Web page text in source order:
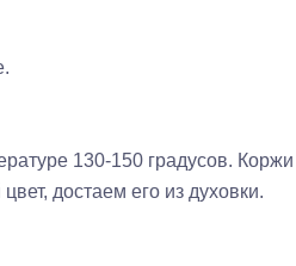
130-150 градусов. Коржи
достаем его из духовки.